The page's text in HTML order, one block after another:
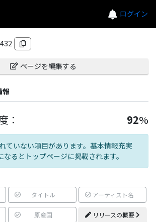
ログイン
ページを編集する
報
： 92%
ていない項目があります。基本情報充実
るとトップページに掲載されます。
タイトル アーティスト名
原産国 リリースの概要